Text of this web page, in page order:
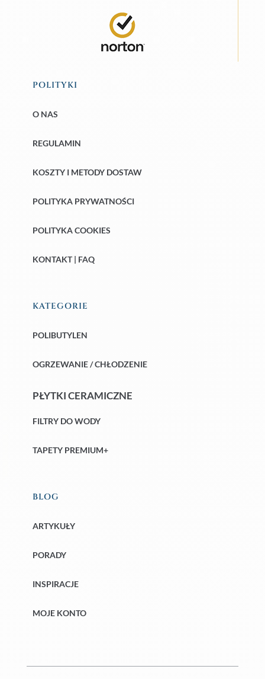
POLITYKI
O NAS
REGULAMIN
KOSZTY I METODY DOSTAW
POLITYKA PRYWATNOŚCI
POLITYKA COOKIES
KONTAKT | FAQ
KATEGORIE
POLIBUTYLEN
OGRZEWANIE / CHŁODZENIE
PŁYTKI CERAMICZNE
FILTRY DO WODY
TAPETY PREMIUM+
BLOG
ARTYKUŁY
PORADY
INSPIRACJE
MOJE KONTO